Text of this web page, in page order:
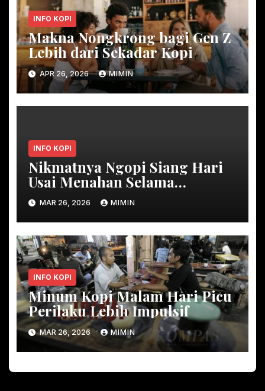
INFO KOPI
Makna Nongkrong bagi Gen Z
Lebih dari Sekadar Kopi
APR 26, 2026 MIMIN
INFO KOPI
Nikmatnya Ngopi Siang Hari
Usai Menahan Selama
Ramadan
MAR 26, 2026 MIMIN
INFO KOPI
Minum Kopi Malam Hari Picu
Perilaku Lebih Impulsif
MAR 26, 2026 MIMIN